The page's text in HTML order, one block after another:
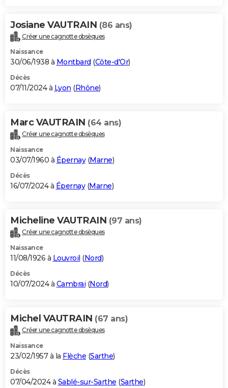
Josiane VAUTRAIN (86 ans)
Créer une cagnotte obsèques
Naissance
30/06/1938 à Montbard (Côte-d'Or)
Décès
07/11/2024 à Lyon (Rhône)
Marc VAUTRAIN (64 ans)
Créer une cagnotte obsèques
Naissance
03/07/1960 à Épernay(Marne)
Décès
16/07/2024 à Épernay(Marne)
Micheline VAUTRAIN (97 ans)
Créer une cagnotte obsèques
Naissance
11/08/1926 à Louvroil (Nord)
Décès
10/07/2024 à Cambrai (Nord)
Michel VAUTRAIN (67 ans)
Créer une cagnotte obsèques
Naissance
23/02/1957 à la Flèche (Sarthe)
Décès
07/04/2024 à Sablé-sur-Sarthe (Sarthe)